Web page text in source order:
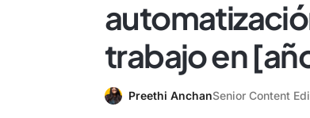
trabajo en
Preethi AnchanSenior Content